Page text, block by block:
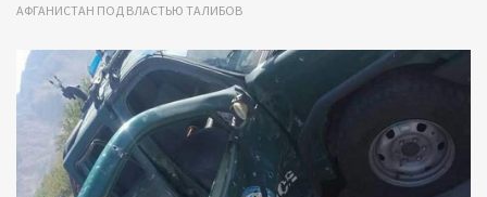
АФГАНИСТАН ПОД ВЛАСТЬЮ ТАЛИБОВ